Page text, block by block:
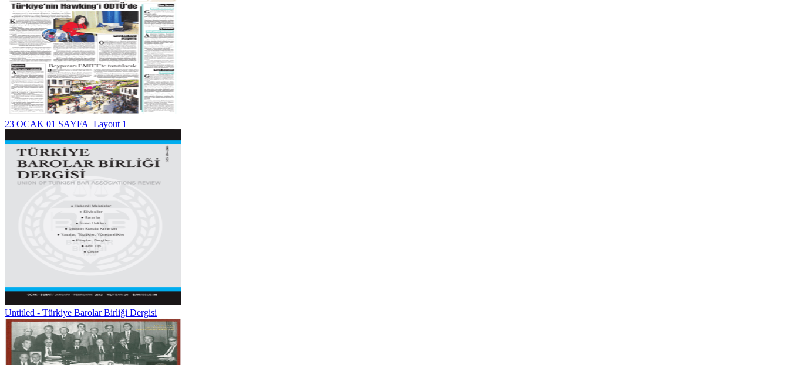
23 OCAK 01 SAYFA_Layout 1
Untitled - Türkiye Barolar Birliği Dergisi